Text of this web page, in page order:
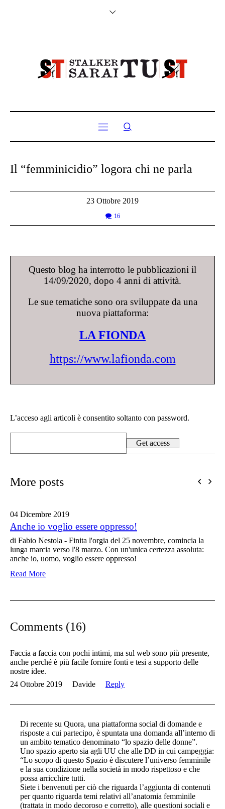
Il “femminicidio” logora chi ne parla
23 Ottobre 2019
16
Questo blog ha interrotto le pubblicazioni il
14/09/2020, dopo 4 anni di attività.
Le sue tematiche sono ora sviluppate da una
nuova piattaforma:
LA FIONDA
https://www.lafionda.com
L’acceso agli articoli è consentito soltanto con password.
More posts
04 Dicembre 2019
Anche io voglio essere oppresso!
di Fabio Nestola - Finita l'orgia del 25 novembre, comincia la
lunga marcia verso l'8 marzo. Con un'unica certezza assoluta:
anche io, uomo, voglio essere oppresso!
Read More
Comments (16)
Faccia a faccia con pochi intimi, ma sul web sono più presente,
anche perché è più facile fornire fonti e tesi a supporto delle
nostre idee.
24 Ottobre 2019
Davide Reply
Di recente su Quora, una piattaforma social di domande e
risposte a cui partecipo, è spuntata una domanda all’interno di
un ambito tematico denominato “lo spazio delle donne”.
Uno spazio aperto sia agli UU che alle DD in cui campeggia:
“Lo scopo di questo Spazio è discutere l’universo femminile
e la sua condizione nella società in modo rispettoso e che
possa arricchire tutti.
Siete i benvenuti per ciò che riguarda l’aggiunta di contenuti
per quanto riguarda temi relativi all’anatomia femminile
(trattata in modo decoroso e corretto), alle questioni sociali e